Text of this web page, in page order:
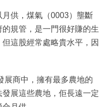
供，煤氣（0003）壟斷
規管，是一門很好賺的生
這股經常處略貴水平，因
展商中，擁有最多農地的
展這些農地，佢長遠一定